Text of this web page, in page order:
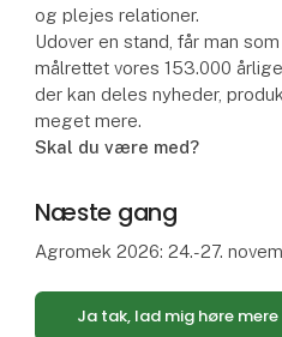
og plejes relationer.
Udover en stand, får man
målrettet vores 153.000
der kan deles nyheder,
meget mere.
Skal du være med?
Næste gang
Agromek 2026: 24.-27.
Ja tak, lad mig høre mere